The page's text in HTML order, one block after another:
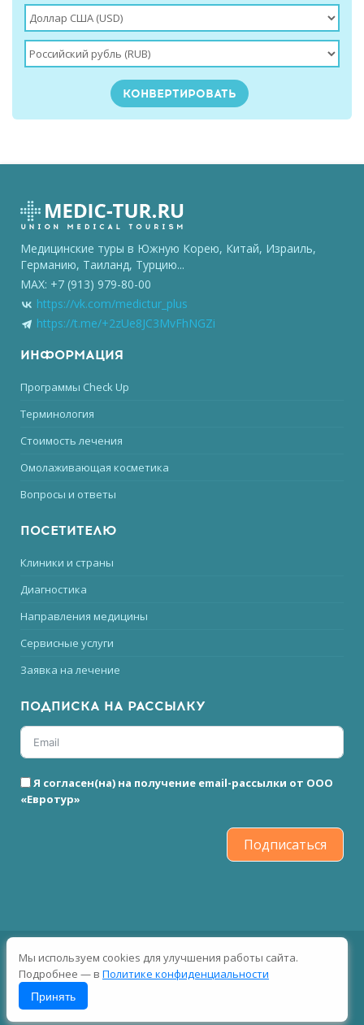
Медицинские туры в Южную Корею, Китай, Израиль,
Германию, Таиланд, Турцию...
MAX: +7 (913) 979-80-00
https://vk.com/medictur_plus
https://t.me/+2zUe8JC3MvFhNGZi
ИНФОРМАЦИЯ
Программы Check Up
Терминология
Стоимость лечения
Омолаживающая косметика
Вопросы и ответы
ПОСЕТИТЕЛЮ
Клиники и страны
Диагностика
Направления медицины
Сервисные услуги
Заявка на лечение
ПОДПИСКА НА РАССЫЛКУ
Я согласен(на) на получение email-рассылки от ООО
«Евротур»
Подписаться
2026 © Все права защищены
Мы используем cookies для улучшения работы сайта.
Подробнее — в Политике конфиденциальности
Принять